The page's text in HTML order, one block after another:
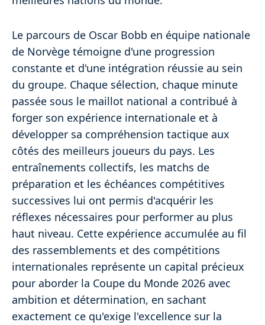
Le parcours de Oscar Bobb en équipe nationale
de Norvège témoigne d'une progression
constante et d'une intégration réussie au sein
du groupe. Chaque sélection, chaque minute
passée sous le maillot national a contribué à
forger son expérience internationale et à
développer sa compréhension tactique aux
côtés des meilleurs joueurs du pays. Les
entraînements collectifs, les matchs de
préparation et les échéances compétitives
successives lui ont permis d'acquérir les
réflexes nécessaires pour performer au plus
haut niveau. Cette expérience accumulée au fil
des rassemblements et des compétitions
internationales représente un capital précieux
pour aborder la Coupe du Monde 2026 avec
ambition et détermination, en sachant
exactement ce qu'exige l'excellence sur la